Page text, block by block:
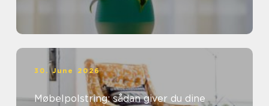
30. June 2026
Møbelpolstring: sådan giver du dine